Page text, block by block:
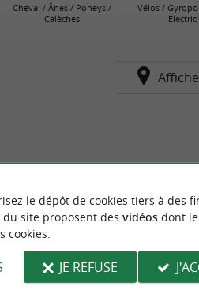
Cheval / Ânes / Poneys /
Calèches
Vélos /
le dépôt de cookies tiers à des
du site proposent des vidéosdont
cookies.
JE REFUSE